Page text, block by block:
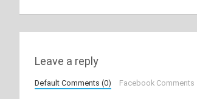
Leave a reply
Default Comments (0) Facebook Comments